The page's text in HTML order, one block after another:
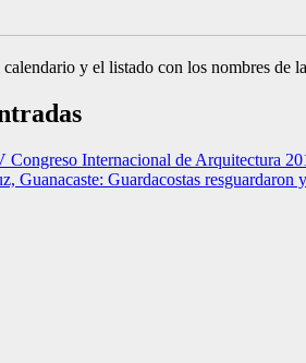
y el listado con los nombres de
Internacional de Arquitectura
Guanacaste: Guardacostas